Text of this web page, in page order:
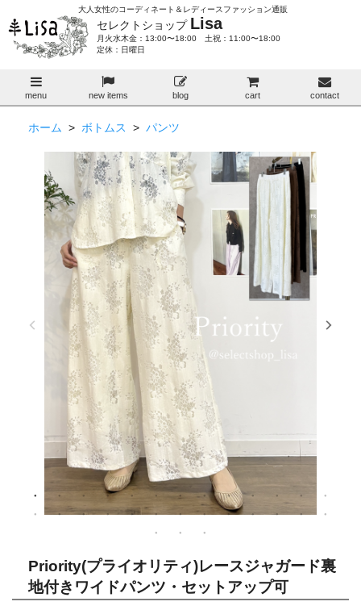
大人女性のコーディネート＆レディースファッション通販
セレクトショップ Lisa
月火水木金：13:00〜18:00 土祝：11:00〜18:00
定休：日曜日
menu new items blog cart contact
ホーム > ボトムス > パンツ
Priority(プライオリティ)レースジャガード裏
地付きワイドパンツ・セットアップ可